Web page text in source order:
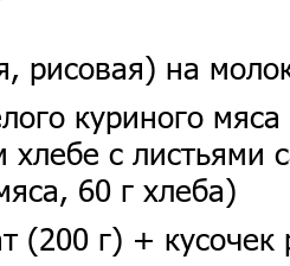
рисовая) на
куриного
хлебе с листьями
60 г хлеба)
(200 г) + кусочек